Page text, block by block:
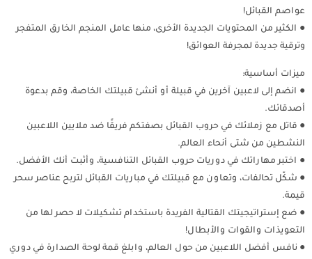
عواصم القبائل!
● الكثير من المحتويات الجديدة الأخرى، منها عامل المنجم الخارق المتفجر
وترقية جديدة لمجرفة العوائق!
ميزات أساسية:
● انضم إلى لاعبين آخرين في قبيلة أو أنشئ قبيلتك الخاصة، وقم بدعوة
أصدقائك.
● قاتل مع زملائك في حروب القبائل بصفتكم فريقًا ضد ملايين اللاعبين
النشطين من شتى أنحاء العالم.
● اختبر مهاراتك في دوريات حروب القبائل التنافسية، وأثبت أنك الأفضل.
● شكّل تحالفات، وتعاون مع قبيلتك في مباريات القبائل لتربح عناصر سحر
قيمة.
● ضع إستراتيجيتك القتالية الفريدة باستخدام تشكيلات لا حصر لها من
التعويذات والقوات والأبطال!
● نافس أفضل اللاعبين من حول العالم، وابلغ قمة لوحة الصدارة في دوري